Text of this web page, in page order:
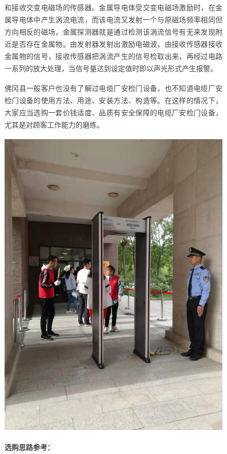
和接收交变电磁场的传感器。金属导电体受交变电磁场激励时，在金
属导电体中产生涡流电流，而该电流又发射一个与原磁场频率相同但
方向相反的磁场，金属探测器就是通过检测该涡流信号有无来发现附
近是否存在金属物。由发射器发射出激励电磁波，由接收传感器接收
金属物的信号，接收传感器把涡流产生的信号检取出来，再经过电路
一系列的放大处理，当信号量达到设定值时即以声光形式产生报警。
佛冈县一般客户也没有了解过电缆厂安检门设备，也不知道电缆厂安
检门设备的使用方法、用途、安装方法、构造等。在这样的情况下，
大家应当选购一套价钱适度、品质有安全保障的电缆厂安检门设备，
尤其是对顾客工作能力的磨练。
选购思路参考：